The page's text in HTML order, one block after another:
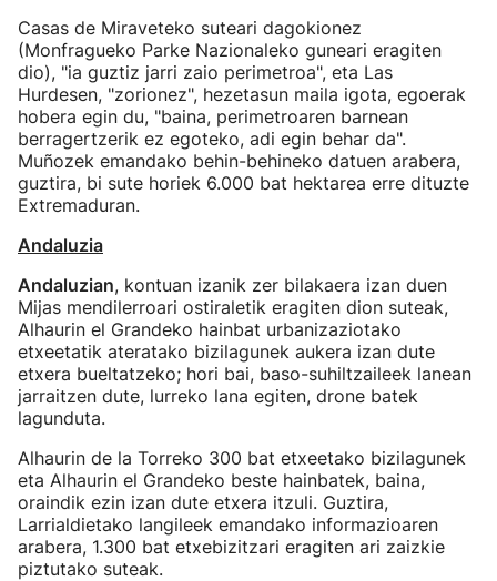
Casas de Miraveteko suteari dagokionez
(Monfragueko Parke Nazionaleko guneari eragiten
dio), "ia guztiz jarri zaio perimetroa", eta Las
Hurdesen, "zorionez", hezetasun maila igota, egoerak
hobera egin du, "baina, perimetroaren barnean
berragertzerik ez egoteko, adi egin behar da".
Muñozek emandako behin-behineko datuen arabera,
guztira, bi sute horiek 6.000 bat hektarea erre dituzte
Extremaduran.
Andaluzia
Andaluzian, kontuan izanik zer bilakaera izan duen
Mijas mendilerroari ostiraletik eragiten dion suteak,
Alhaurin el Grandeko hainbat urbanizaziotako
etxeetatik ateratako bizilagunek aukera izan dute
etxera bueltatzeko; hori bai, baso-suhiltzaileek lanean
jarraitzen dute, lurreko lana egiten, drone batek
lagunduta.
Alhaurin de la Torreko 300 bat etxeetako bizilagunek
eta Alhaurin el Grandeko beste hainbatek, baina,
oraindik ezin izan dute etxera itzuli. Guztira,
Larrialdietako langileek emandako informazioaren
arabera, 1.300 bat etxebizitzari eragiten ari zaizkie
piztutako suteak.